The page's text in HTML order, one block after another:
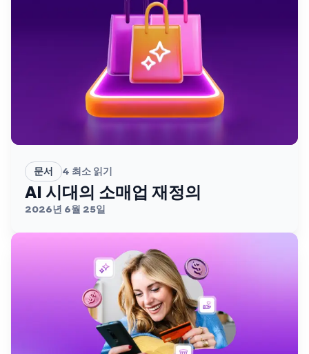
문서 4 최소 읽기
AI 시대의 소매업 재정의
2026년 6월 25일